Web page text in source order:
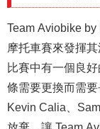
Team Aviobike
摩托車賽來發揮
比賽中有一個良
條需要更換而需要
Kevin Calia、
放棄，讓 Team